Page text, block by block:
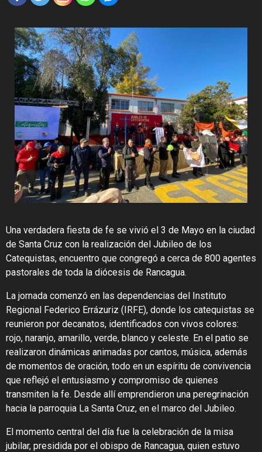
Una verdadera fiesta de fe se vivió el 3 de Mayo en la ciudad
de Santa Cruz con la realización del Jubileo de los
Catequistas, encuentro que congregó a cerca de 800 agentes
pastorales de toda la diócesis de Rancagua.
La jornada comenzó en las dependencias del Instituto
Regional Federico Errázuriz (IRFE), donde los catequistas se
reunieron por decanatos, identificados con vivos colores:
rojo, naranjo, amarillo, verde, blanco y celeste. En el patio se
realizaron dinámicas animadas por cantos, música, además
de momentos de oración, todo en un espíritu de convivencia
que reflejó el entusiasmo y compromiso de quienes
transmiten la fe. Desde allí emprendieron una peregrinación
hacia la parroquia La Santa Cruz, en el marco del Jubileo.
El momento central del día fue la celebración de la misa
jubilar, presidida por el obispo de Rancagua, quien estuvo